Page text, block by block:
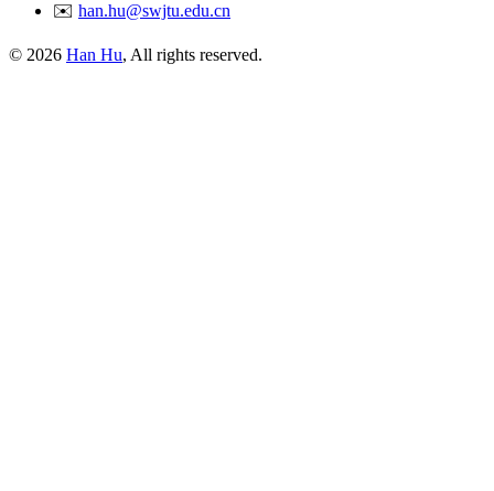
✉️ han.hu@swjtu.edu.cn
© 2026 Han Hu, All rights reserved.